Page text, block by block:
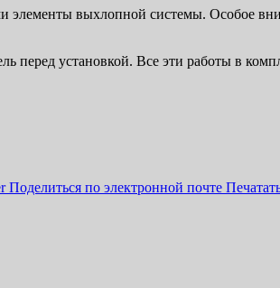
элементы выхлопной системы. Особое
перед установкой. Все эти работы в
Поделиться по электронной почте